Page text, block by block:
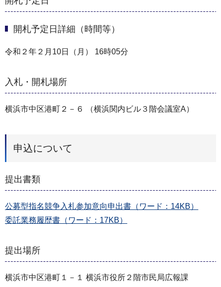
開札予定日詳細（時間等）
令和２年２月10日（月） 16時05分
入札・開札場所
横浜市中区港町２－６ （横浜関内ビル３階会議室A）
申込について
提出書類
公募型指名競争入札参加意向申出書（ワード：14KB）
委託業務履歴書（ワード：17KB）
提出場所
横浜市中区港町１－１ 横浜市役所２階市民局広報課